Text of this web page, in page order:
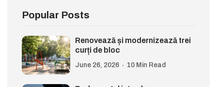
Popular Posts
Renovează și modernizează trei
curți de bloc
June 26, 2026 10 Min Read